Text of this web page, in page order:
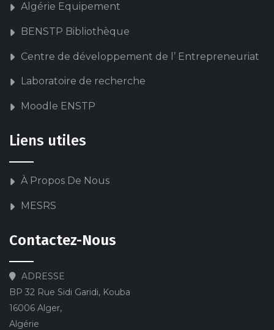
Algérie Equipement
BENSTP Bibliothèque
Centre de développement de l’ Entrepreneuriat
Laboratoire de recherche
Moodle ENSTP
Liens utiles
À Propos De Nous
MESRS
Contactez-Nous
ADRESSE
BP 32 Rue Sidi Garidi, Kouba
16006 Alger,
Algérie